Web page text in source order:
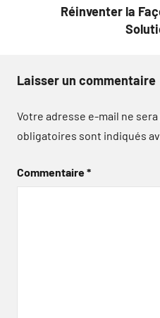
Réinventer la
Laisser un commentaire
Votre adresse e-mail ne sera
obligatoires sont indiqués
Commentaire*